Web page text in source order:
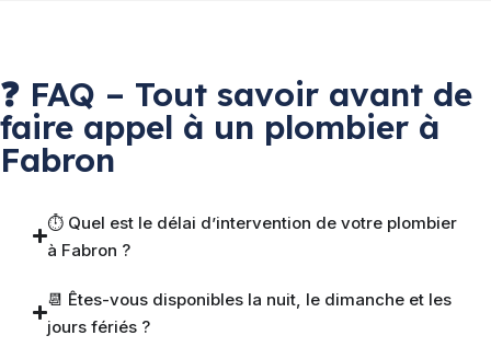
❓ FAQ – Tout savoir avant de
faire appel à un plombier à
Fabron
⏱ Quel est le délai d’intervention de votre plombier
à Fabron ?
📆 Êtes-vous disponibles la nuit, le dimanche et les
jours fériés ?